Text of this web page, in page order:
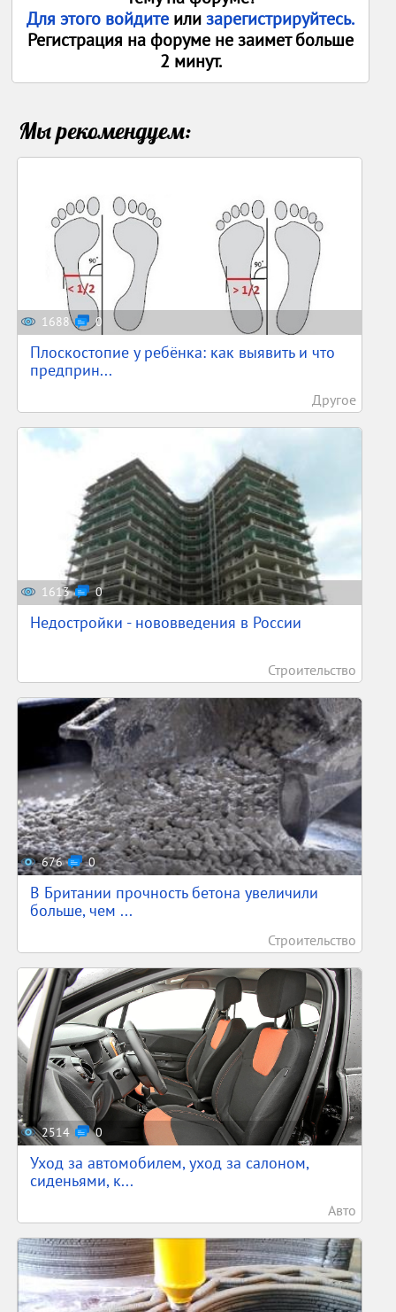
Для этого войдите илизарегистрируйтесь.
Регистрация на форуме не заимет больше
2 минут.
Мы рекомендуем:
1688 0
Плоскостопие у ребёнка: как выявить и что
предприн...
Другое
1613 0
Недостройки - нововведения в России
Строительство
676 0
В Британии прочность бетона увеличили
больше, чем ...
Строительство
2514 0
Уход за автомобилем, уход за салоном,
сиденьями, к...
Авто